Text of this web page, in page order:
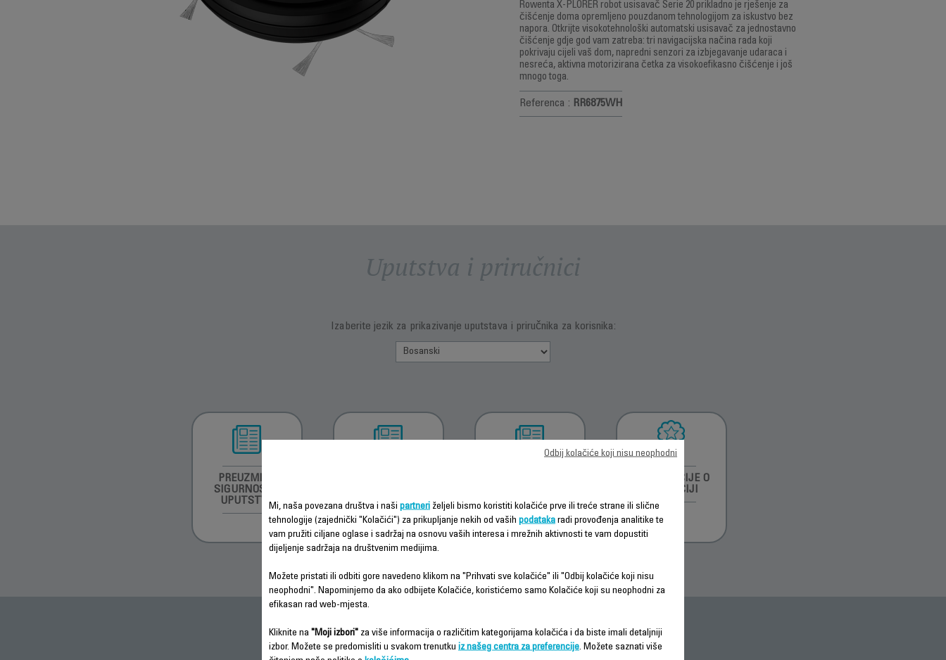
Rowenta X-PLORER robot usisavač Serie 20 prikladno je rješenje za
čišćenje doma opremljeno pouzdanom tehnologijom za iskustvo bez
napora. Otkrijte visokotehnološki automatski usisavač za jednostavno
čišćenje gdje god vam zatreba: tri navigacijska načina rada koji
pokrivaju cijeli vaš dom, napredni senzori za izbjegavanje udaraca i
nesreća, aktivna motorizirana četka za visokoefikasno čišćenje i još
mnogo toga.
Referenca : RR6875WH
Uputstva i priručnici
Izaberite jezik za prikazivanje uputstava i priručnika za korisnika:
PREUZMITE
SIGURNOSNA
UPUTSTVA
UPOTREBU
INFORMACIJE O
GARANCIJI
Često postavljana pitanja
Mi, naša povezana društva i naši partneri željeli bismo koristiti kolačiće prve ili treće strane ili slične
tehnologije (zajednički "Kolačići") za prikupljanje nekih od vaših podataka radi provođenja analitike te
vam pružiti ciljane oglase i sadržaj na osnovu vaših interesa i mrežnih aktivnosti te vam dopustiti
dijeljenje sadržaja na društvenim medijima.
Možete pristati ili odbiti gore navedeno klikom na "Prihvati sve kolačiće" ili "Odbij kolačiće koji nisu
neophodni". Napominjemo da ako odbijete Kolačiće, koristićemo samo Kolačiće koji su neophodni za
efikasan rad web-mjesta.
Kliknite na "Moji izbori" za više informacija o različitim kategorijama kolačića i da biste imali detaljniji
izbor. Možete se predomisliti u svakom trenutku iz našeg centra za preferencije. Možete saznati više
Odbij kolačiće koji nisu neophodni